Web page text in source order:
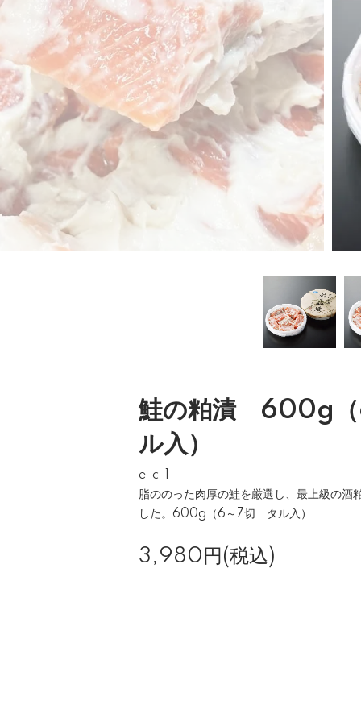
鮭の粕漬 600g
ル入）
e-c-1
脂ののった肉厚の鮭を厳選し、最上級の酒
した。600g（6～7切 タル入）
3,980円(税込)